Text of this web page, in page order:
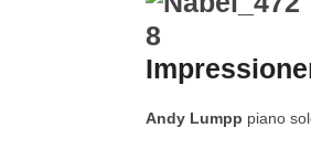
Andy Lumpp piano sol